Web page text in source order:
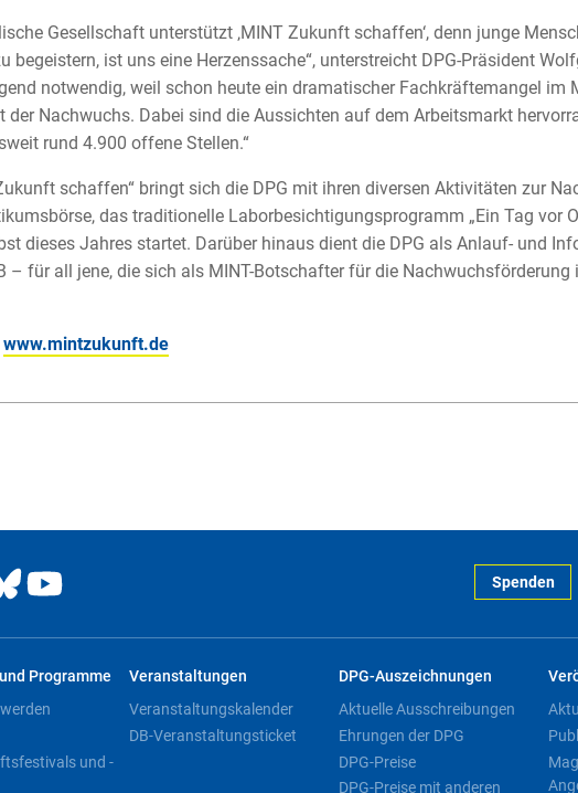
Gesellschaft unterstützt ‚MINT Zukunft schaffen‘, denn junge
begeistern, ist uns eine Herzenssache“, unterstreicht DPG-Präsident
notwendig, weil schon heute ein dramatischer Fachkräftemangel im
der Nachwuchs. Dabei sind die Aussichten auf dem Arbeitsmarkt
rund 4.900 offene Stellen.“
schaffen“ bringt sich die DPG mit ihren diversen Aktivitäten zur
das traditionelle Laborbesichtigungsprogramm „Ein Tag vor
dieses Jahres startet. Darüber hinaus dient die DPG als Anlauf- und
– für all jene, die sich als MINT-Botschafter für die Nachwuchsförderung
www.mintzukunft.de
Spenden
Programme
und -
Veranstaltungen
Veranstaltungskalender
DB-Veranstaltungsticket
DPG-Auszeichnungen
Aktuelle Ausschreibungen
Ehrungen der DPG
DPG-Preise
DPG-Preise mit anderen